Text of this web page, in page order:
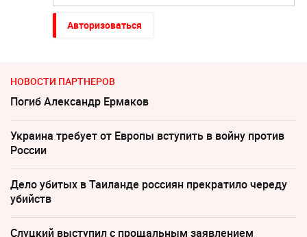
Авторизоваться
НОВОСТИ ПАРТНЕРОВ
Погиб Александр Ермаков
Украина требует от Европы вступить в войну против
России
Дело убитых в Таиланде россиян прекратило череду
убийств
Слуцкий выступил с прощальным заявлением